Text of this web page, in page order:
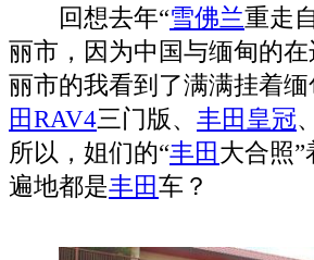
回想去年“雪佛兰重走
丽市，因为中国与缅甸的
丽市的我看到了满满挂着缅
田RAV4三门版、 丰田皇冠、
所以，姐们的“丰田 大合照
遍地都是丰田车？